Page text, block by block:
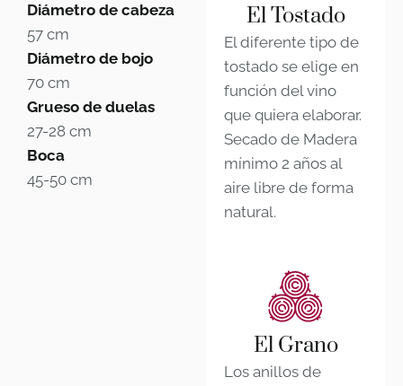
Diámetro de cabeza
57 cm
Diámetro de bojo
70 cm
Grueso de duelas
27-28 cm
Boca
45-50 cm
El Tostado
El diferente tipo de
tostado se elige en
función del vino
que quiera elaborar.
Secado de Madera
mínimo 2 años al
aire libre de forma
natural.
El Grano
Los anillos de